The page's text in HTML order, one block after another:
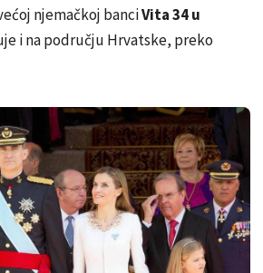
njemačkoj banciVita 34 u
i na području Hrvatske, preko